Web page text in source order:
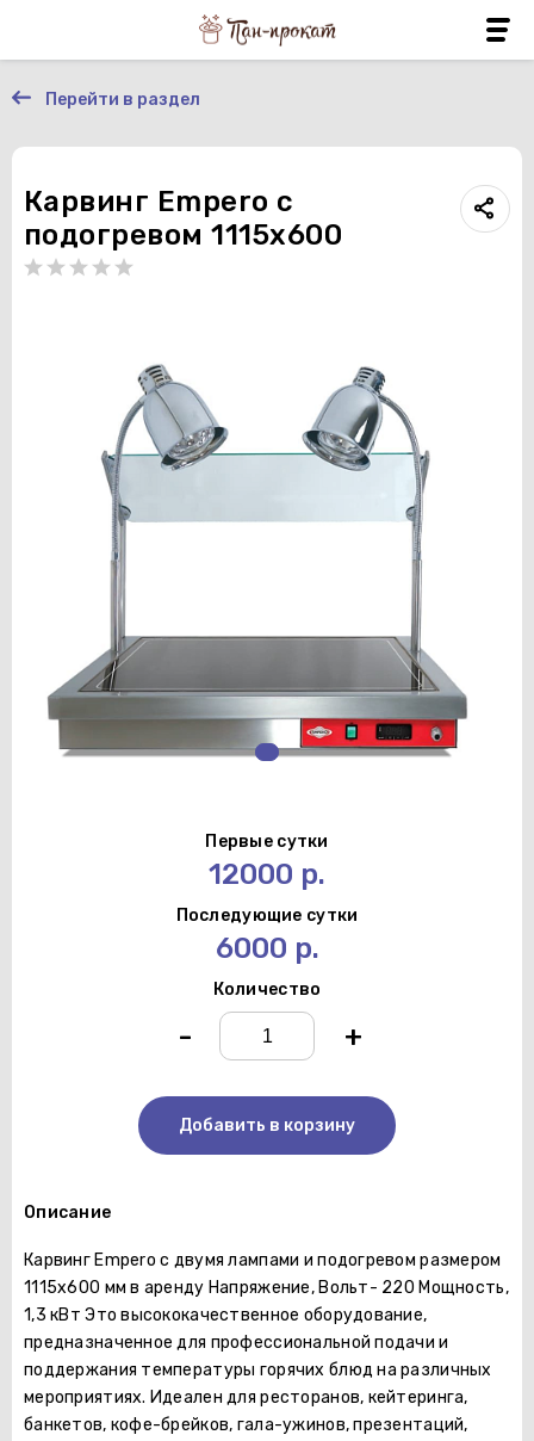
Перейти в раздел
Карвинг Empero с
подогревом 1115х600
Первые сутки
12000 р.
Последующие сутки
6000 р.
Количество
- +
Добавить в корзину
Описание
Карвинг Empero с двумя лампами и подогревом размером
1115х600 мм в аренду Напряжение, Вольт- 220 Мощность,
1,3 кВт Это высококачественное оборудование,
предназначенное для профессиональной подачи и
поддержания температуры горячих блюд на различных
мероприятиях. Идеален для ресторанов, кейтеринга,
банкетов, кофе-брейков, гала-ужинов, презентаций,